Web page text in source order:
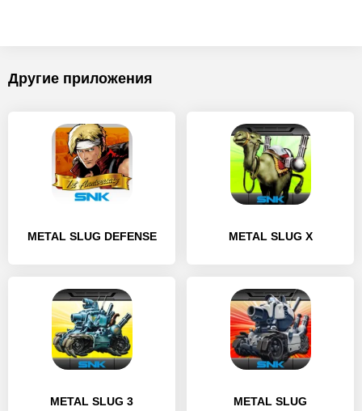
Другие приложения
METAL SLUG DEFENSE METAL SLUG X
METAL SLUG 3 METAL SLUG